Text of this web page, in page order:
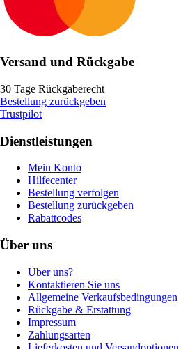
Versand und Rückgabe
30 Tage Rückgaberecht
Bestellung zurückgeben
Trustpilot
Dienstleistungen
Mein Konto
Hilfecenter
Bestellung verfolgen
Bestellung zurückgeben
Rabattcodes
Über uns
Über uns?
Kontaktieren Sie uns
Allgemeine Verkaufsbedingungen
Rückgabe & Erstattung
Impressum
Zahlungsarten